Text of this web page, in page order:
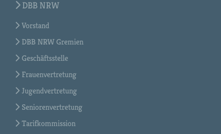
DBB NRW
Vorstand
DBB NRW Gremien
Geschäftsstelle
Frauenvertretung
Jugendvertretung
Seniorenvertretung
Tarifkommission